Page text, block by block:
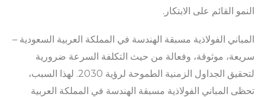
النمو القائم على الابتكار.
المباني الفولاذية مسبقة الهندسة في المملكة العربية السعودية –
سريعة، موثوقة، وفعالة من حيث التكلفة السرعة ضرورية
لتحقيق الجداول الزمنية الطموحة لرؤية 2030. لهذا السبب،
تحظى المباني الفولاذية مسبقة الهندسة في المملكة العربية